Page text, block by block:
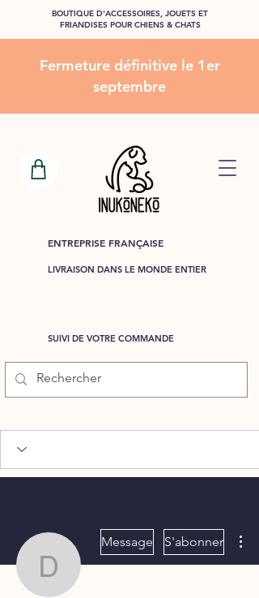
LIVRAISON DANS LE MONDE ENTIER
ENTREPRISE FRANÇAISE
SUIVI DE VOTRE COMMANDE
BOUTIQUE D'ACCESSOIRES, JOUETS ET
FRIANDISES POUR CHIENS & CHATS
Fermeture définitive le 1er
septembre
Message S'abonner